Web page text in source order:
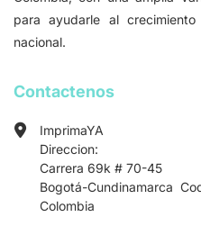
para ayudarle al
nacional.
Contactenos
ImprimaYA
Direccion:
Carrera 69k # 70-45
Bogotá-Cundinamarca
Colombia